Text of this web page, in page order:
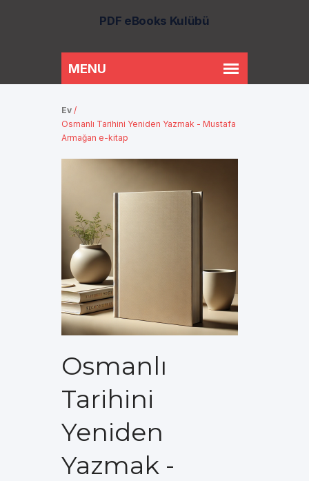
PDF eBooks Kulübü
Ev /
Osmanlı Tarihini Yeniden Yazmak - Mustafa
Armağan e-kitap
Osmanlı
Tarihini
Yeniden
Yazmak -